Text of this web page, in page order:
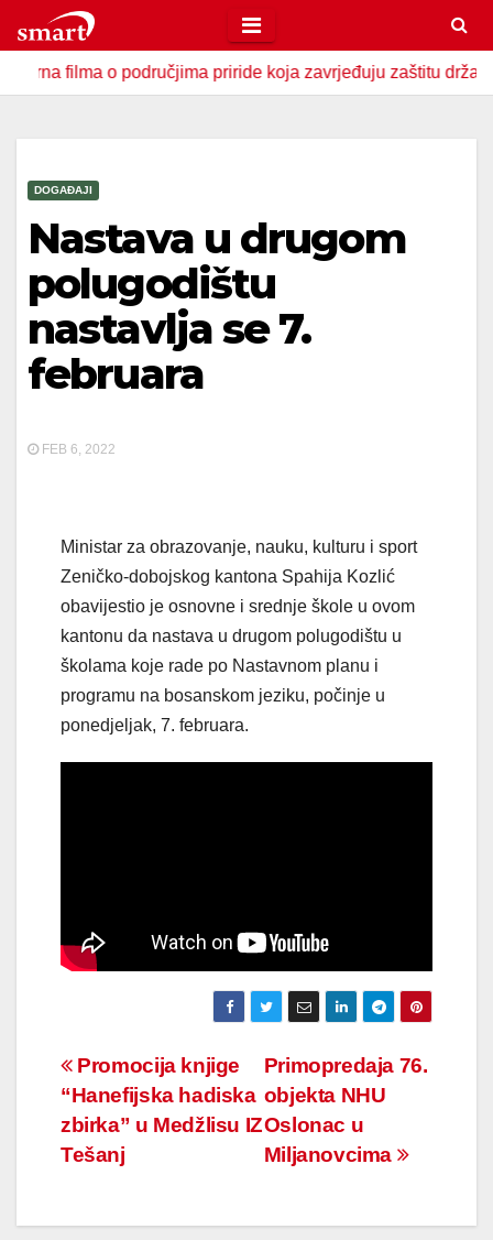
to
contento područjima priride koja zavrjeđuju zaštitu države
DOGAĐAJI
Nastava u drugom
polugodištu
nastavlja se 7.
februara
FEB 6, 2022
Ministar za obrazovanje, nauku, kulturu i sport
Zeničko-dobojskog kantona Spahija Kozlić
obavijestio je osnovne i srednje škole u ovom
kantonu da nastava u drugom polugodištu u
školama koje rade po Nastavnom planu i
programu na bosanskom jeziku, počinje u
ponedjeljak, 7. februara.
Navigacija
članaka
Primopredaja 76.
objekta NHU
Oslonac u
Miljanovcima
Promocija knjige
“Hanefijska hadiska
zbirka” u Medžlisu IZ
Tešanj